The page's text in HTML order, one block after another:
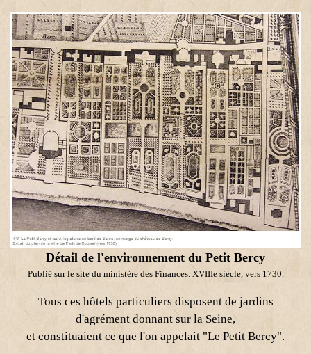
Détail de l'environnement du Petit Bercy
Publié sur le site du ministère des Finances. XVIIIe siècle, vers 1730.
Tous ces hôtels particuliers disposent de jardins
d'agrément donnant sur la Seine,
et constituaient ce que l'on appelait "Le Petit Bercy".